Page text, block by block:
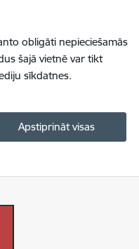
obligāti nepieciešamās
šajā vietnē var tikt
sīkdatnes.
Apstiprināt visas